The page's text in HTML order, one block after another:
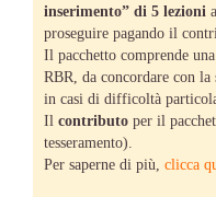
inserimento” di 5 lezioni
proseguire pagando il
Il pacchetto comprende
RBR, da concordare con
in casi di difficoltà
Il contributo per il
tesseramento).
Per saperne di più, clicca